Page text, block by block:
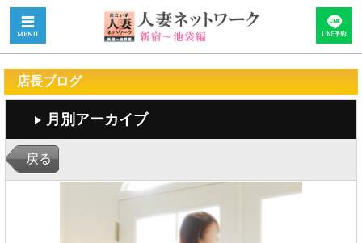
店長ブログ
月別アーカイブ
戻る